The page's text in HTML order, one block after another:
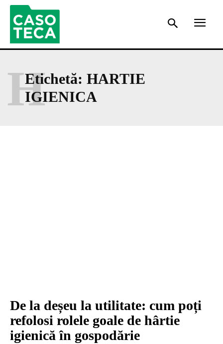
Etichetă: HARTIE
IGIENICA
H
De la deșeu la utilitate: cum poți
refolosi rolele goale de hârtie
igienică în gospodărie